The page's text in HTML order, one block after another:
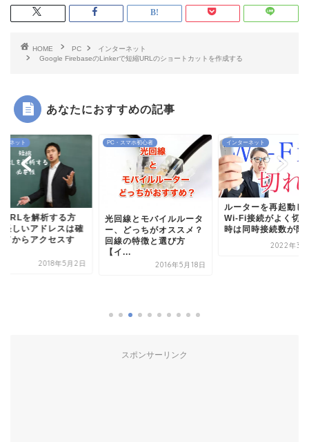
HOME PC
インターネット
Google FirebaseのLinkerで短縮URLのショートカットを作成する
あなたにおすすめの記事
ーネット
URLを解析する方
怪しいアドレスは確
てからアクセスす
2018年5月2日
PC・スマホ初心者
光回線とモバイルルータ
ー、どっちがオススメ？
回線の特徴と選び方
【イ...
2016年5月18日
インターネット
ルーターを再起動し
Wi-Fi接続がよく切
時は同時接続数が限
2022年3
スポンサーリンク